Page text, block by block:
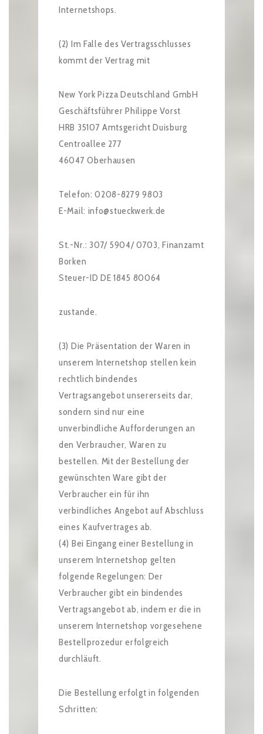
Internetshops.
(2) Im Falle des Vertragsschlusses
kommt der Vertrag mit
New York Pizza Deutschland GmbH
Geschäftsführer Philippe Vorst
HRB 35107 Amtsgericht Duisburg
Centroallee 277
46047 Oberhausen
Telefon: 0208-8279 9803
E-Mail: info@stueckwerk.de
St.-Nr.: 307/ 5904/ 0703, Finanzamt
Borken
Steuer-ID DE 1845 80064
zustande.
(3) Die Präsentation der Waren in
unserem Internetshop stellen kein
rechtlich bindendes
Vertragsangebot unsererseits dar,
sondern sind nur eine
unverbindliche Aufforderungen an
den Verbraucher, Waren zu
bestellen. Mit der Bestellung der
gewünschten Ware gibt der
Verbraucher ein für ihn
verbindliches Angebot auf Abschluss
eines Kaufvertrages ab.
(4) Bei Eingang einer Bestellung in
unserem Internetshop gelten
folgende Regelungen: Der
Verbraucher gibt ein bindendes
Vertragsangebot ab, indem er die in
unserem Internetshop vorgesehene
Bestellprozedur erfolgreich
durchläuft.
Die Bestellung erfolgt in folgenden
Schritten: